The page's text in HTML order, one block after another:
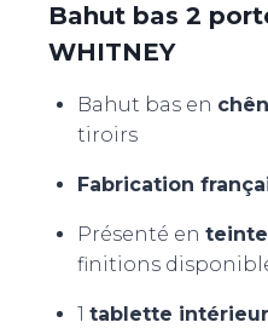
Bahut bas 2
WHITNEY
Bahut bas en
tiroirs
Fabrication
Présenté en
finitions
1 tablette